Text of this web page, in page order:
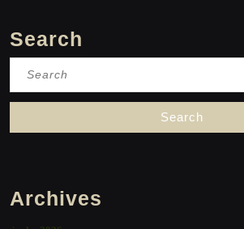
Search
Archives